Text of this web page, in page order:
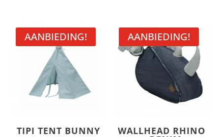
AANBIEDING!
TIPI TENT BUNNY
AANBIEDING!
WALLHEAD RHINO